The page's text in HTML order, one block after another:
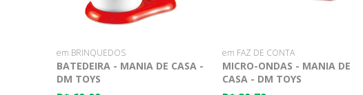
em BRINQUEDOS
BATEDEIRA - MANIA DE CASA -
DM TOYS
em FAZ DE CONTA
MICRO-ONDAS - MANIA DE
CASA - DM TOYS